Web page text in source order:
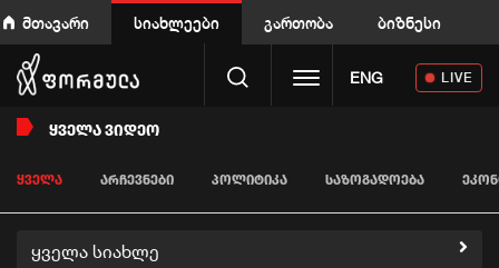
მთავარი სიახლეები გართობა ბიზნესი
Toggle navigation
ENG LIVE
ᲧᲕᲔᲚᲐ ᲕᲘᲓᲔᲝ
ᲧᲕᲔᲚᲐ ᲐᲠᲩᲔᲕᲜᲔᲑᲘ ᲞᲝᲚᲘᲢᲘᲙᲐ ᲡᲐᲖᲝᲒᲐᲓᲝᲔᲑᲐ
ყველა სიახლე